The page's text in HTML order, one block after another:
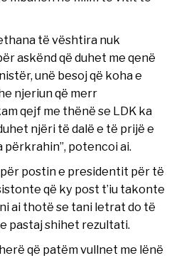
të vështira nuk
askënd që duhet me qenë
unë besoj që koha e
njeriun që merr
qejf me thënë se LDK ka
njëri të dalë e të prijë e
potencoi ai.
postin e presidentit për të
që ky post t’iu takonte
ai thotë se tani letrat do të
pastaj shihet rezultati.
që patëm vullnet me lënë